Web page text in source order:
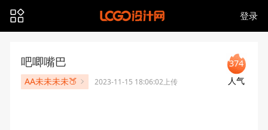
登录
吧唧嘴巴
AA未未未未🍑 2023-11-15 18:06:02上传
374
人气